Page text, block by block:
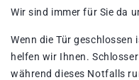
Wir sind immer für Sie da
Wenn die Tür geschlossen
helfen wir Ihnen.
während dieses Notfalls